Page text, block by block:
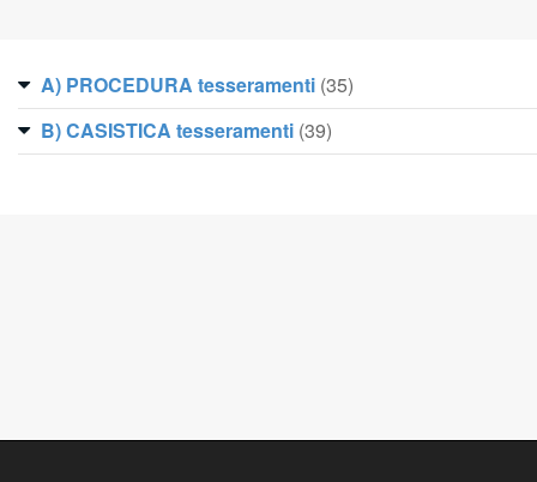
A) PROCEDURA tesseramenti (35)
B) CASISTICA tesseramenti (39)